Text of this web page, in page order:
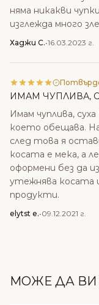
няма никакви
изглежда много
Хаджи С.•16.03.2023 г.
ИМАМ ЧУПЛИВА,
Имам чуплива,
което обещава.
след това я
косата е мека, а
оформени без да
утежнява косата
продукти.
elytst e.•09.12.2021 г.
МОЖЕ ДА ВИ